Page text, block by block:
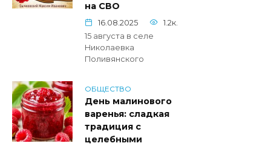
на СВО
16.08.2025
1.2к.
15 августа в селе
Николаевка
Поливянского
ОБЩЕСТВО
День малинового
варенья: сладкая
традиция с
целебными